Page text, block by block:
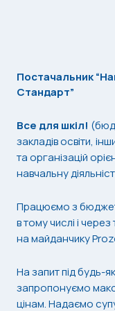
Постачальник
Стандарт”
Все для шкіл!
закладів освіти,
та організацій
навчальну
Працюємо з
в тому числі і
на майданчику
На запит під будь-
запропонуємо
цінам. Надаємо